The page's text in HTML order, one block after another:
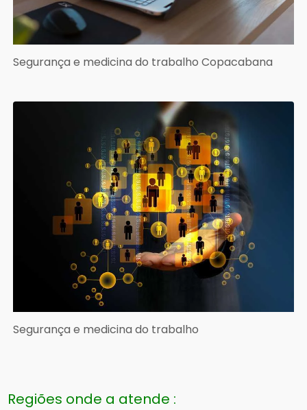
Segurança e medicina do trabalho Copacabana
Segurança e medicina do trabalho
Regiões onde a atende :